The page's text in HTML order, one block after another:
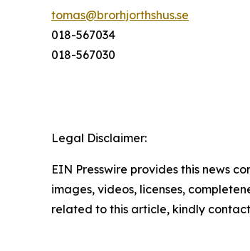
tomas@brorhjorthshus.se
018-567034
018-567030
Legal Disclaimer:
EIN Presswire provides this news
images, videos, licenses,
related to this article, kindly